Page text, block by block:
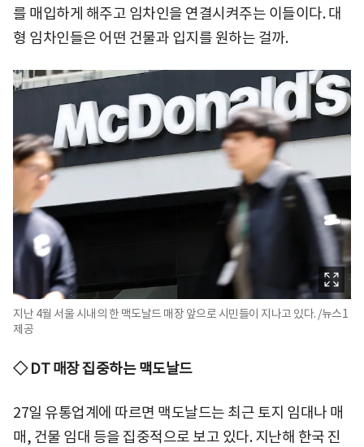
를 매입하게 해주고 임차인을 연결시켜주는 이들이다. 대
형 임차인들은 어떤 건물과 입지를 원하는 걸까.
지난 4월 서울 시내의 한 맥도날드 매장 앞으로 시민들이 지나고 있다. /뉴스1
제공
◇ DT 매장 집중하는 맥도날드
27일 유통업계에 따르면 맥도날드는 최근 토지 임대나 매
매, 건물 임대 등을 집중적으로 보고 있다. 지난해 한국 진